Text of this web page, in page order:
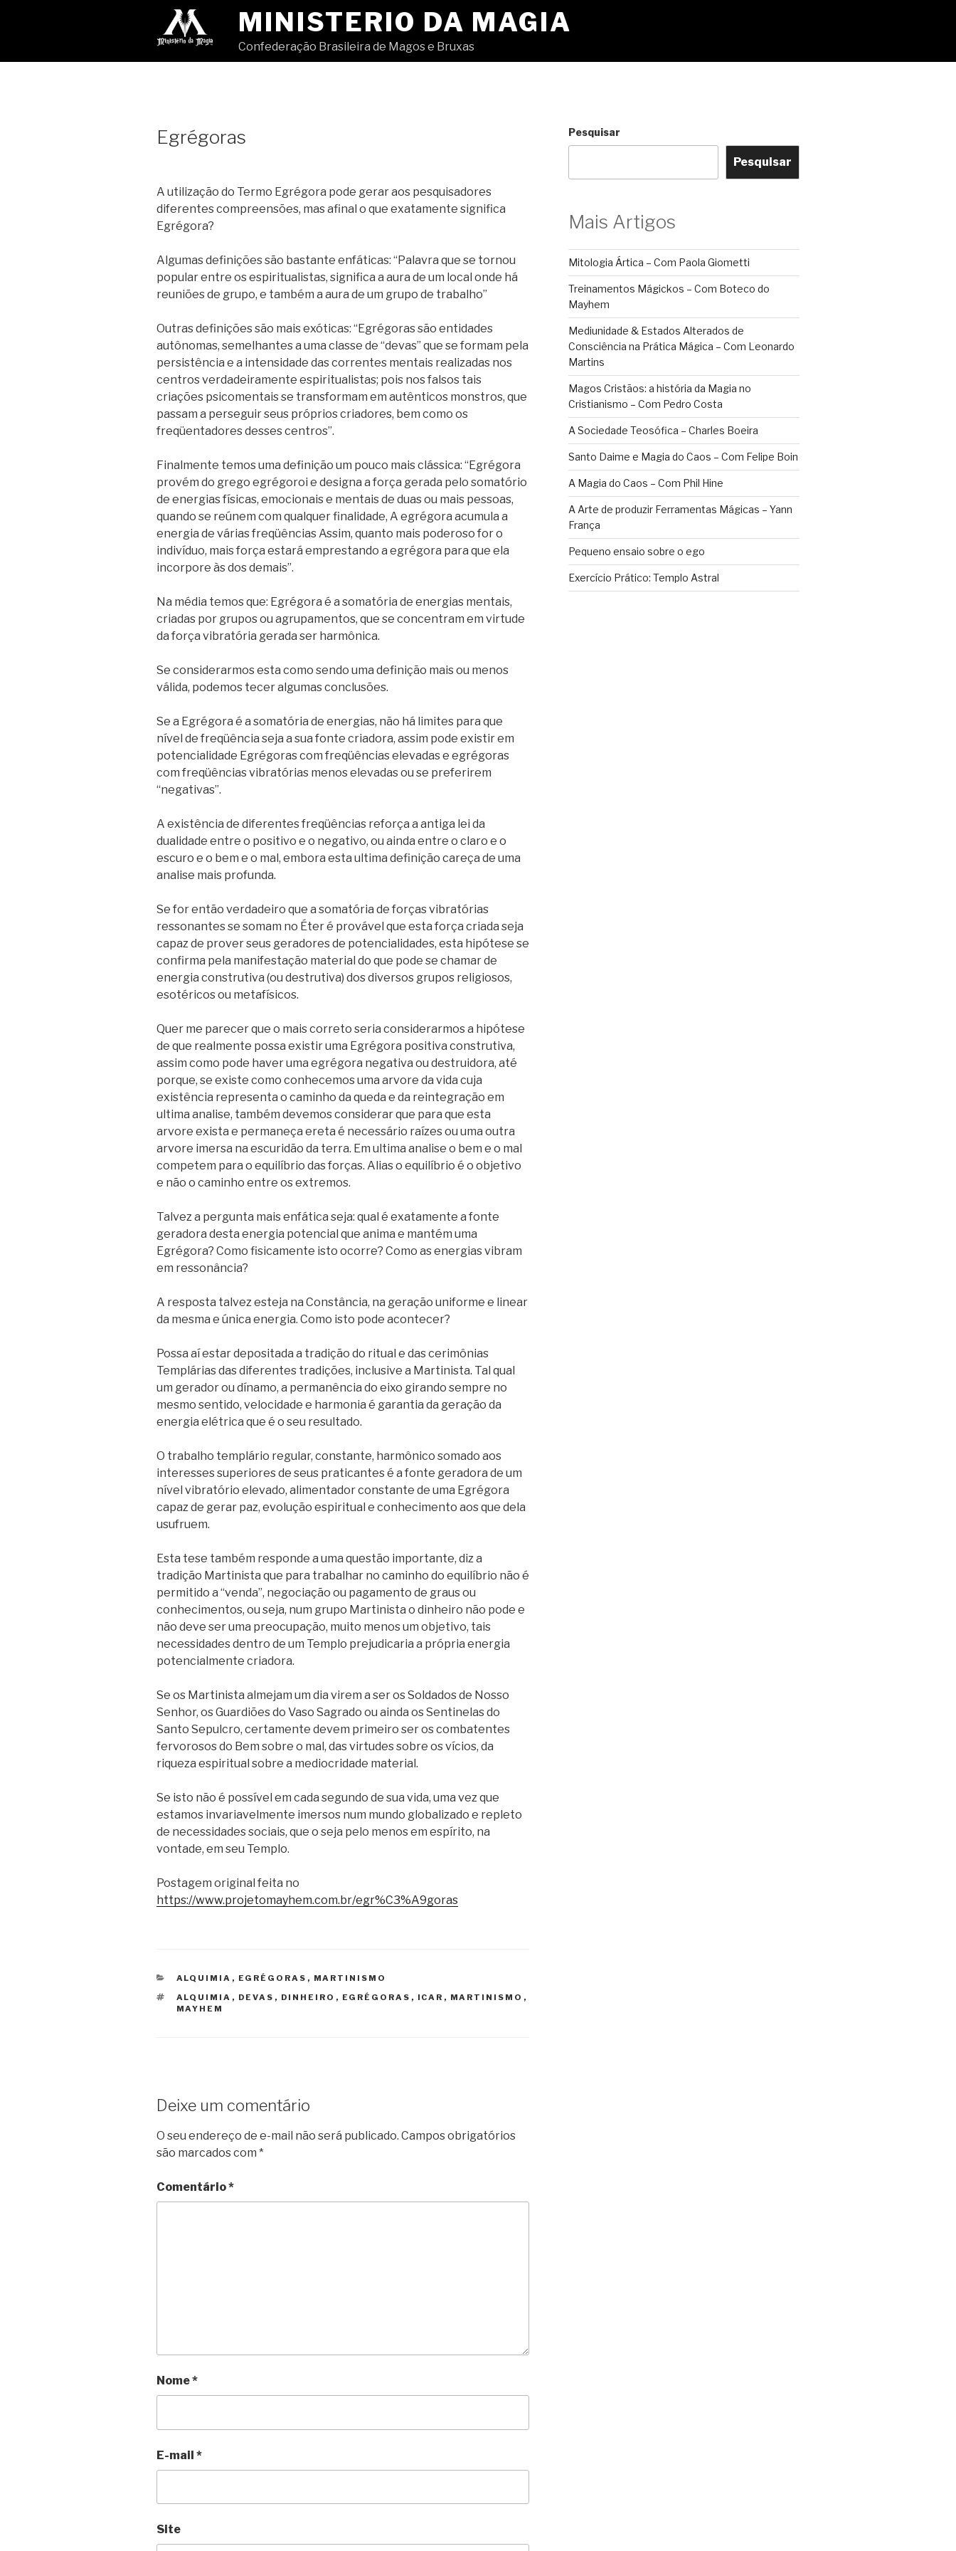
conteúdo
MINISTERIO DA MAGIA
Confederação Brasileira de Magos e Bruxas
Egrégoras
A utilização do Termo Egrégora pode gerar aos pesquisadores
diferentes compreensões, mas afinal o que exatamente significa
Egrégora?
Algumas definições são bastante enfáticas: “Palavra que se tornou
popular entre os espiritualistas, significa a aura de um local onde há
reuniões de grupo, e também a aura de um grupo de trabalho”
Outras definições são mais exóticas: “Egrégoras são entidades
autônomas, semelhantes a uma classe de “devas” que se formam pela
persistência e a intensidade das correntes mentais realizadas nos
centros verdadeiramente espiritualistas; pois nos falsos tais
criações psicomentais se transformam em autênticos monstros, que
passam a perseguir seus próprios criadores, bem como os
freqüentadores desses centros”.
Finalmente temos uma definição um pouco mais clássica: “Egrégora
provém do grego egrégoroi e designa a força gerada pelo somatório
de energias físicas, emocionais e mentais de duas ou mais pessoas,
quando se reúnem com qualquer finalidade, A egrégora acumula a
energia de várias freqüências Assim, quanto mais poderoso for o
indivíduo, mais força estará emprestando a egrégora para que ela
incorpore às dos demais”.
Na média temos que: Egrégora é a somatória de energias mentais,
criadas por grupos ou agrupamentos, que se concentram em virtude
da força vibratória gerada ser harmônica.
Se considerarmos esta como sendo uma definição mais ou menos
válida, podemos tecer algumas conclusões.
Se a Egrégora é a somatória de energias, não há limites para que
nível de freqüência seja a sua fonte criadora, assim pode existir em
potencialidade Egrégoras com freqüências elevadas e egrégoras
com freqüências vibratórias menos elevadas ou se preferirem
“negativas”.
A existência de diferentes freqüências reforça a antiga lei da
dualidade entre o positivo e o negativo, ou ainda entre o claro e o
escuro e o bem e o mal, embora esta ultima definição careça de uma
analise mais profunda.
Se for então verdadeiro que a somatória de forças vibratórias
ressonantes se somam no Éter é provável que esta força criada seja
capaz de prover seus geradores de potencialidades, esta hipótese se
confirma pela manifestação material do que pode se chamar de
energia construtiva (ou destrutiva) dos diversos grupos religiosos,
esotéricos ou metafísicos.
Quer me parecer que o mais correto seria considerarmos a hipótese
de que realmente possa existir uma Egrégora positiva construtiva,
assim como pode haver uma egrégora negativa ou destruidora, até
porque, se existe como conhecemos uma arvore da vida cuja
existência representa o caminho da queda e da reintegração em
ultima analise, também devemos considerar que para que esta
arvore exista e permaneça ereta é necessário raízes ou uma outra
arvore imersa na escuridão da terra. Em ultima analise o bem e o mal
competem para o equilíbrio das forças. Alias o equilíbrio é o objetivo
e não o caminho entre os extremos.
Talvez a pergunta mais enfática seja: qual é exatamente a fonte
geradora desta energia potencial que anima e mantém uma
Egrégora? Como fisicamente isto ocorre? Como as energias vibram
em ressonância?
A resposta talvez esteja na Constância, na geração uniforme e linear
da mesma e única energia. Como isto pode acontecer?
Possa aí estar depositada a tradição do ritual e das cerimônias
Templárias das diferentes tradições, inclusive a Martinista. Tal qual
um gerador ou dínamo, a permanência do eixo girando sempre no
mesmo sentido, velocidade e harmonia é garantia da geração da
energia elétrica que é o seu resultado.
O trabalho templário regular, constante, harmônico somado aos
interesses superiores de seus praticantes é a fonte geradora de um
nível vibratório elevado, alimentador constante de uma Egrégora
capaz de gerar paz, evolução espiritual e conhecimento aos que dela
usufruem.
Esta tese também responde a uma questão importante, diz a
tradição Martinista que para trabalhar no caminho do equilíbrio não é
permitido a “venda”, negociação ou pagamento de graus ou
conhecimentos, ou seja, num grupo Martinista o dinheiro não pode e
não deve ser uma preocupação, muito menos um objetivo, tais
necessidades dentro de um Templo prejudicaria a própria energia
potencialmente criadora.
Se os Martinista almejam um dia virem a ser os Soldados de Nosso
Senhor, os Guardiões do Vaso Sagrado ou ainda os Sentinelas do
Santo Sepulcro, certamente devem primeiro ser os combatentes
fervorosos do Bem sobre o mal, das virtudes sobre os vícios, da
riqueza espiritual sobre a mediocridade material.
Se isto não é possível em cada segundo de sua vida, uma vez que
estamos invariavelmente imersos num mundo globalizado e repleto
de necessidades sociais, que o seja pelo menos em espírito, na
vontade, em seu Templo.
Postagem original feita no
https://www.projetomayhem.com.br/egr%C3%A9goras
CATEGORIAS
ALQUIMIA , EGRÉGORAS , MARTINISMO
TAGS
ALQUIMIA , DEVAS , DINHEIRO , EGRÉGORAS , ICAR , MARTINISMO ,
MAYHEM
Deixe um comentário
O seu endereço de e-mail não será publicado. Campos obrigatórios
são marcados com *
Comentário*
Nome*
E-mail *
Site
Pesquisar
Pesquisar
Mais Artigos
Mitologia Ártica – Com Paola Giometti
Treinamentos Mágickos – Com Boteco do
Mayhem
Mediunidade & Estados Alterados de
Consciência na Prática Mágica – Com Leonardo
Martins
Magos Cristãos: a história da Magia no
Cristianismo – Com Pedro Costa
A Sociedade Teosófica – Charles Boeira
Santo Daime e Magia do Caos – Com Felipe Boin
A Magia do Caos – Com Phil Hine
A Arte de produzir Ferramentas Mágicas – Yann
França
Pequeno ensaio sobre o ego
Exercício Prático: Templo Astral